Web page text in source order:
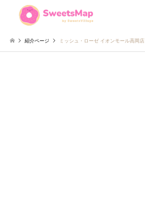
紹介ページ ミッシュ・ローゼ イオンモール高岡店